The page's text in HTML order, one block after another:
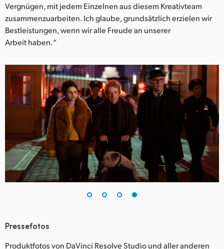
Vergnügen, mit jedem Einzelnen aus diesem Kreativteam
zusammenzuarbeiten. Ich glaube, grundsätzlich erzielen wir
Bestleistungen, wenn wir alle Freude an unserer
Arbeit haben.“
Pressefotos
Produktfotos von DaVinci Resolve Studio und aller anderen